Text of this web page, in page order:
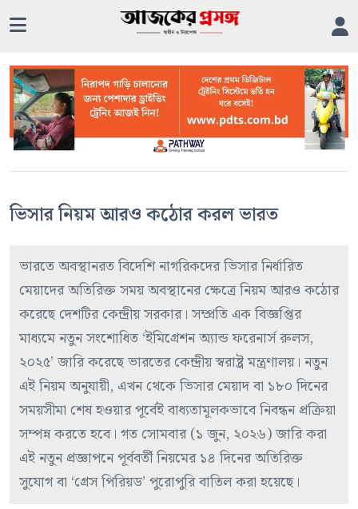
ভিসার নিয়ম আরও কঠোর করল ভারত
ভারতে অবস্থানরত বিদেশি নাগরিকদের ভিসার নির্ধারিত
মেয়াদের অতিরিক্ত সময় অবস্থানের ক্ষেত্রে নিয়ম আরও কঠোর
করেছে দেশটির কেন্দ্রীয় সরকার। সম্প্রতি এক বিজ্ঞপ্তির
মাধ্যমে নতুন সংশোধিত ‘ইমিগ্রেশন অ্যান্ড ফরেনার্স রুলস,
২০২৫’ জারি করেছে ভারতের কেন্দ্রীয় স্বরাষ্ট্র মন্ত্রণালয়। নতুন
এই নিয়ম অনুযায়ী, এখন থেকে ভিসার মেয়াদ বা ১৮০ দিনের
সময়সীমা শেষ হওয়ার পূর্বেই বাধ্যতামূলকভাবে নিবন্ধন প্রক্রিয়া
সম্পন্ন করতে হবে। গত সোমবার (১ জুন, ২০২৬) জারি করা
এই নতুন প্রজ্ঞাপনে পূর্ববর্তী নিয়মের ১৪ দিনের অতিরিক্ত
সুযোগ বা ‘গ্রেস পিরিয়ড’ পুরোপুরি বাতিল করা হয়েছে।